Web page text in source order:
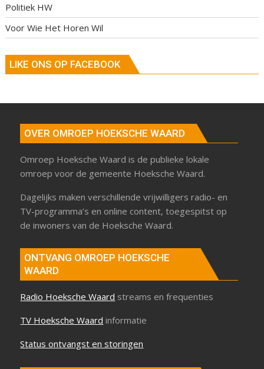
Politiek HW
Voor Wie Het Horen Wil
LIKE ONS OP FACEBOOK
OVER OMROEP HOEKSCHE WAARD
Omroep Hoeksche Waard is de publieke lokale
omroep voor de gemeente Hoeksche Waard.
Dagelijks maken verschillende vrijwilligers radio- en
TV-programma’s en online content, toegespitst op
de inwoners van de Hoeksche Waard.
ONTVANG OMROEP HOEKSCHE
WAARD
Radio Hoeksche Waard streams en frequenties
TV Hoeksche Waard informatie
Status ontvangst en storingen